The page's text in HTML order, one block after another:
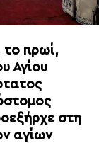
το πρωί,
Αγίου
στη
αγίων